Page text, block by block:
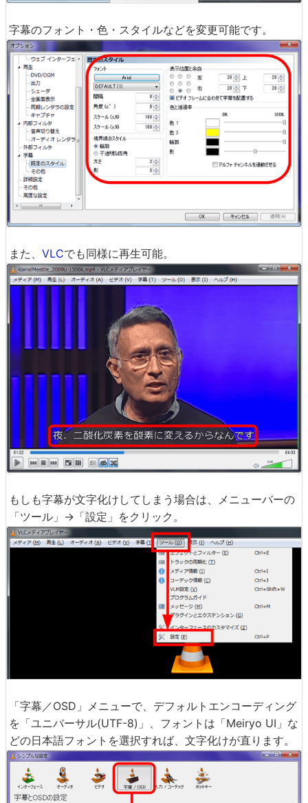
字幕のフォント・色・スタイルなどを変更可能です。
また、 VLCでも同様に再生可能。
もしも字幕が文字化けしてしまう場合は、メニューバーの
「ツール」→「設定」をクリック。
「字幕／OSD」メニューで、デフォルトエンコーディング
を「ユニバーサル(UTF-8)」、フォントは「Meiryo UI」な
どの日本語フォントを選択すれば、文字化けが直ります。